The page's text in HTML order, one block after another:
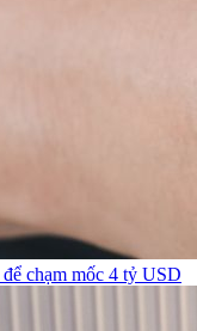
chạm mốc 4 tỷ USD